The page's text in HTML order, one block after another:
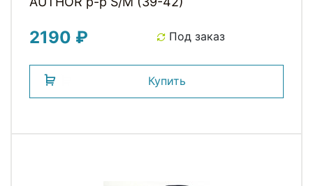
2190 ₽ Под заказ
Купить